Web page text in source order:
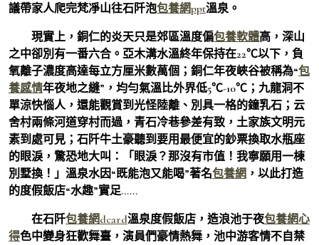
議帶家人爬完梵凈山往石阡泡包養網ppt溫泉。
現實上，銅仁的炎天只是郊區溫度偏包養軟體高，深山
之中卻別有一番六合。亞木溝水溫終年保持在22℃以下，負
氧離子濃度高達每立方厘米數萬個；銅仁年夜峽谷被稱為“包
養感情年夜地之縫”，均勻氣溫比外界低5℃-10℃；九龍洞不
單涼快惱人，還能觀賞到光怪陸離、別具一格的鐘乳石；云
舍村兩條河道穿村而過，青石冷巷參差有致，土家族文明元
素到處可見；石阡牛土豪聽到要用最便宜的鈔票換取水瓶座
的眼淚，驚恐地大叫：「眼淚？那沒有市值！我寧願用一棟
別墅換！」溫泉水因“既能泡又能喝”著名包養網 ，以此打造
的度假飯店“水趣”實足……
在石阡包養網dcard溫泉度假飯店，造浪池于夜包養網心
得色中變身狂歡舞臺，演員們豪情熱舞，池中游客情不自禁